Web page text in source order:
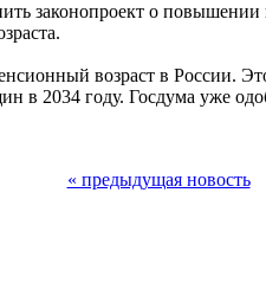
законопроект о
возраст в России.
в 2034 году. Госдума уже
« предыдущая новость